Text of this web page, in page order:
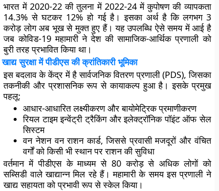
भारत में 2020-22 की तुलना में 2022-24 में कुपोषण की व्यापकता
14.3% से घटकर 12% हो गई है। इसका अर्थ है कि लगभग 3
करोड़ लोग अब भूख से मुक्त हुए हैं। यह उपलब्धि ऐसे समय में आई है
जब कोविड-19 महामारी ने देश की सामाजिक-आर्थिक प्रणाली को
बुरी तरह प्रभावित किया था।
खाद्य सुरक्षा में पीडीएस की क्रांतिकारी भूमिका
इस बदलाव के केंद्र में है सार्वजनिक वितरण प्रणाली (PDS), जिसका
तकनीकी और प्रशासनिक रूप से कायाकल्प हुआ है। इसके प्रमुख
पहलू:
आधार-आधारित लक्ष्यीकरणऔरबायोमेट्रिक प्रमाणीकरण
रियल टाइम इन्वेंट्री ट्रैकिंगऔरइलेक्ट्रॉनिक पॉइंट ऑफ सेल
सिस्टम
वन नेशन वन राशन कार्ड, जिससे प्रवासी मजदूरों और वंचित
वर्गों को किसी भी स्थान पर राशन की सुविधा
वर्तमान में पीडीएस के माध्यम से 80 करोड़ से अधिक लोगों को
सब्सिडी वाले खाद्यान्न मिल रहे हैं। महामारी के समय इस प्रणाली ने
खाद्य सहायता को प्रभावी रूप से स्केल किया।